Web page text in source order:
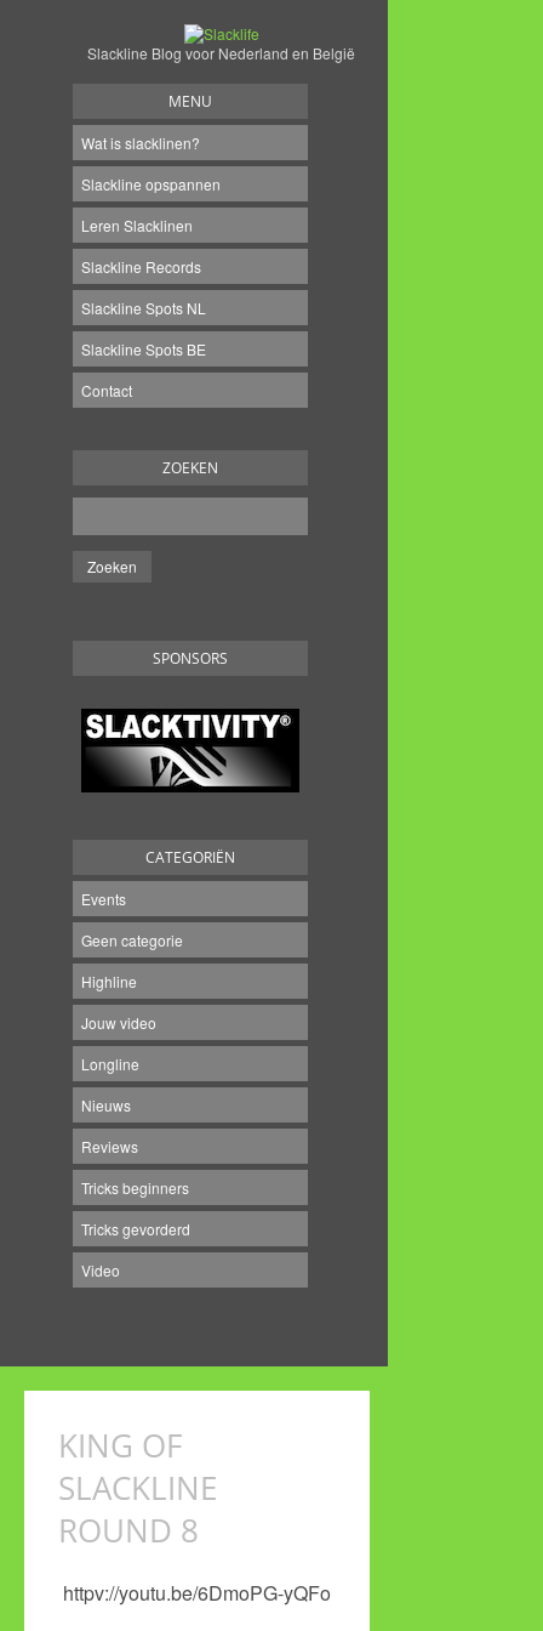
Slackline Blog voor Nederland en België
MENU
Wat is slacklinen?
Slackline opspannen
Leren Slacklinen
Slackline Records
Slackline Spots NL
Slackline Spots BE
Contact
ZOEKEN
SPONSORS
CATEGORIËN
Events
Geen categorie
Highline
Jouw video
Longline
Nieuws
Reviews
Tricks beginners
Tricks gevorderd
Video
KING OF
SLACKLINE
ROUND 8
httpv://youtu.be/6DmoPG-yQFo